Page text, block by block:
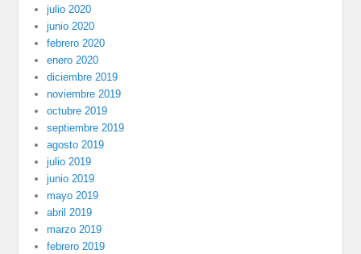
julio 2020
junio 2020
febrero 2020
enero 2020
diciembre 2019
noviembre 2019
octubre 2019
septiembre 2019
agosto 2019
julio 2019
junio 2019
mayo 2019
abril 2019
marzo 2019
febrero 2019